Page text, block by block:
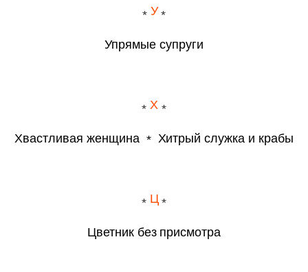
У
Упрямые супруги
Х
Хвастливая женщина Хитрый служка и крабы
Ц
Цветник без присмотра